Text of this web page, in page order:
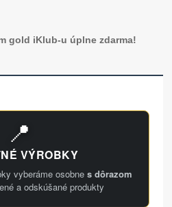
gold iKlub-u úplne zdarma!
📍
VÝROBKY
vyberáme osobne s dôrazom
a odskúšané produkty